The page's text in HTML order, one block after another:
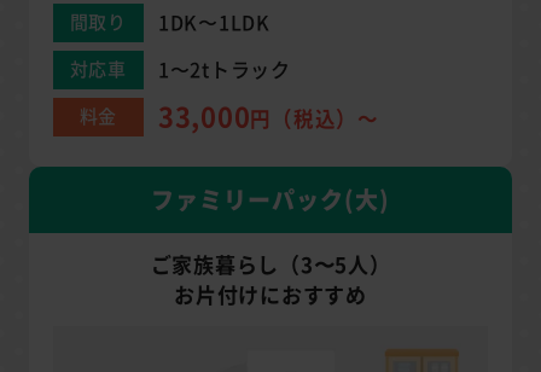
間取り 1DK〜1LDK
対応車 1〜2tトラック
料金 33,000円（税込）～
ファミリーパック(大)
ご家族暮らし（3〜5人）
お片付けにおすすめ